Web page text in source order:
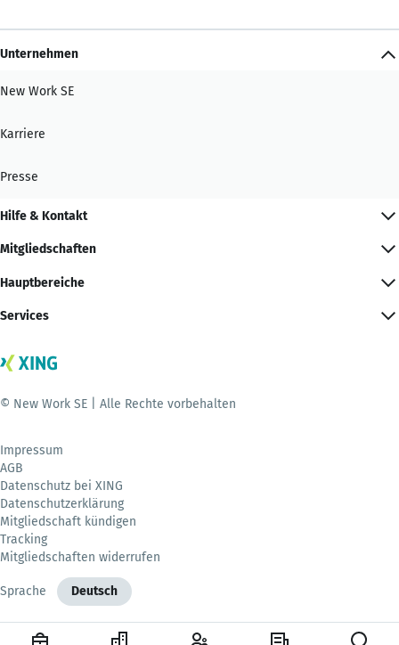
Unternehmen
New Work SE
Karriere
Presse
Hilfe & Kontakt
Mitgliedschaften
Hauptbereiche
Services
© New Work SE | Alle Rechte vorbehalten
Impressum
AGB
Datenschutz bei XING
Datenschutzerklärung
Mitgliedschaft kündigen
Tracking
Mitgliedschaften widerrufen
Sprache Deutsch